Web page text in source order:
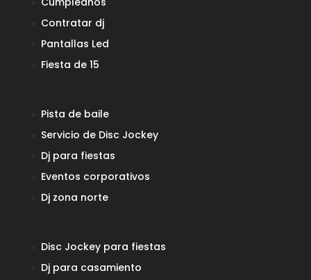
Contratar dj
Pantallas Led
Fiesta de 15
Pista de baile
Servicio de Disc Jockey
Dj para fiestas
Eventos corporativos
Dj zona norte
Disc Jockey para fiestas
Dj para casamiento